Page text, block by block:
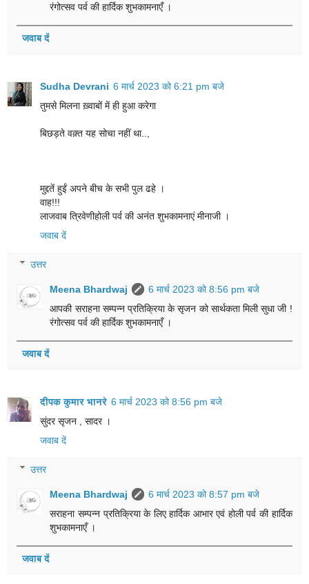
रंगोत्सव पर्व की हार्दिक शुभकामनाएँ ।
जवाब दें
Sudha Devrani 6 मार्च 2023 को 6:21 pm बजे
तुमसे मिलना ख़्वाबों में ही हुआ करेगा
बिछड़ते वक़्त यह सोचा नहीं था..,
मुद्दतें हुईं अपने बीच के सभी पुल ढहे ।
वाह!!!
लाजवाब त्रिवेणीहोली पर्व की अनंत शुभकामनाएं मीनाजी ।
जवाब दें
उत्तर
Meena Bhardwaj
6 मार्च 2023 को 8:56 pm बजे
आपकी सराहना सम्पन्न प्रतिक्रिया के सृजन को सार्थकता मिली सुधा जी !
रंगोत्सव पर्व की हार्दिक शुभकामनाएँ ।
जवाब दें
दीपक कुमार भानरे 6 मार्च 2023 को 8:56 pm बजे
सुंदर सृजन , सादर ।
जवाब दें
उत्तर
Meena Bhardwaj
6 मार्च 2023 को 8:57 pm बजे
सराहना सम्पन्न प्रतिक्रिया के लिए हार्दिक आभार एवं होली पर्व की हार्दिक
शुभकामनाएँ ।
जवाब दें